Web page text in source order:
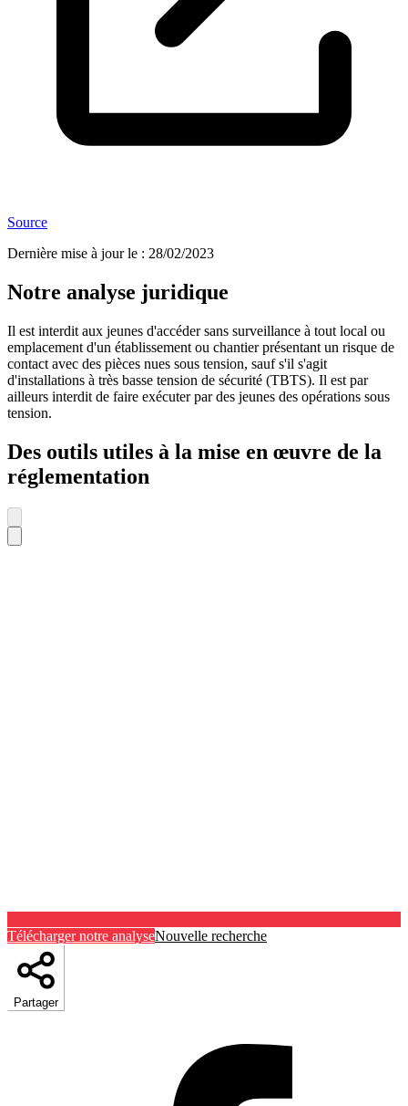
Source
Dernière mise à jour le : 28/02/2023
Notre analyse juridique
Il est interdit aux jeunes d'accéder sans surveillance à tout local ou
emplacement d'un établissement ou chantier présentant un risque de
contact avec des pièces nues sous tension, sauf s'il s'agit
d'installations à très basse tension de sécurité (TBTS). Il est par
ailleurs interdit de faire exécuter par des jeunes des opérations sous
tension.
Des outils utiles à la mise en œuvre de la
réglementation
Télécharger notre analyseNouvelle recherche
Partager